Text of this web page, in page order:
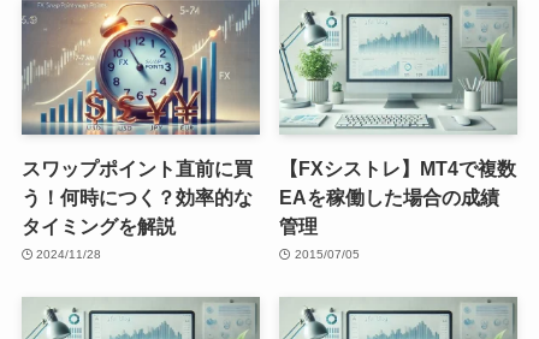
スワップポイント直前に買
う！何時につく？効率的な
タイミングを解説
2024/11/28
【FXシストレ】MT4で複数
EAを稼働した場合の成績
管理
2015/07/05